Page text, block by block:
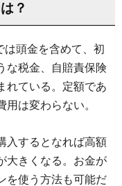
？
は頭金を含めて、初
な税金、自賠責保険
れている。定額であ
は変わらない。
入するとなれば高額
大きくなる。お金が
を使う方法も可能だ